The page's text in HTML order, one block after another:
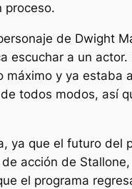
proceso.
de Dwight
escuchar a un
máximo y ya
todos modos, así
ya que el futuro del
acción de
el programa